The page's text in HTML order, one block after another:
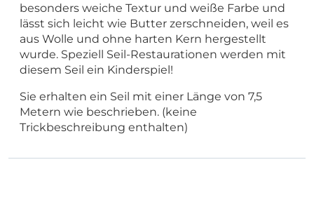
besonders weiche Textur und weiße Farbe und
lässt sich leicht wie Butter zerschneiden, weil es
aus Wolle und ohne harten Kern hergestellt
wurde. Speziell Seil-Restaurationen werden mit
diesem Seil ein Kinderspiel!
Sie erhalten ein Seil mit einer Länge von 7,5
Metern wie beschrieben. (keine
Trickbeschreibung enthalten)